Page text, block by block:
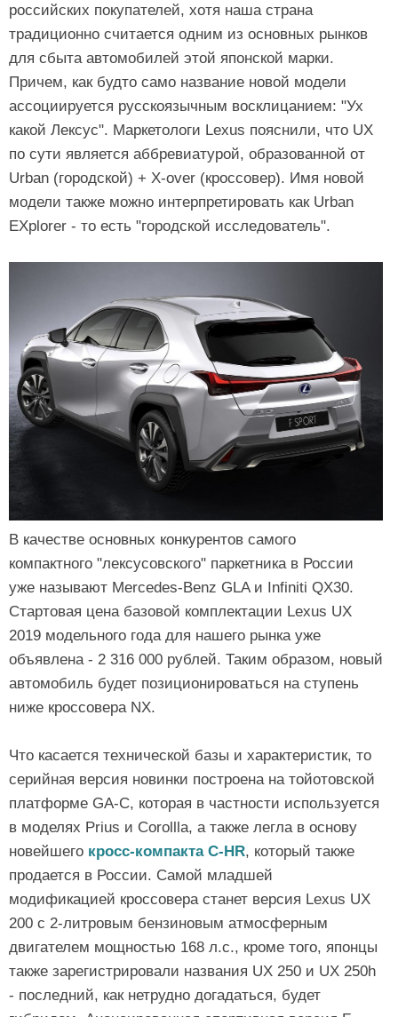
российских покупателей, хотя наша страна
традиционно считается одним из основных рынков
для сбыта автомобилей этой японской марки.
Причем, как будто само название новой модели
ассоциируется русскоязычным восклицанием: "Ух
какой Лексус". Маркетологи Lexus пояснили, что UX
по сути является аббревиатурой, образованной от
Urban (городской) + X-over (кроссовер). Имя новой
модели также можно интерпретировать как Urban
EXplorer - то есть "городской исследователь".
В качестве основных конкурентов самого
компактного "лексусовского" паркетника в России
уже называют Mercedes-Benz GLA и Infiniti QX30.
Стартовая цена базовой комплектации Lexus UX
2019 модельного года для нашего рынка уже
объявлена - 2 316 000 рублей. Таким образом, новый
автомобиль будет позиционироваться на ступень
ниже кроссовера NX.
Что касается технической базы и характеристик, то
серийная версия новинки построена на тойотовской
платформе GA-C, которая в частности используется
в моделях Prius и Corollla, а также легла в основу
новейшего кросс-компакта C-HR, который также
продается в России. Самой младшей
модификацией кроссовера станет версия Lexus UX
200 с 2-литровым бензиновым атмосферным
двигателем мощностью 168 л.с., кроме того, японцы
также зарегистрировали названия UX 250 и UX 250h
- последний, как нетрудно догадаться, будет